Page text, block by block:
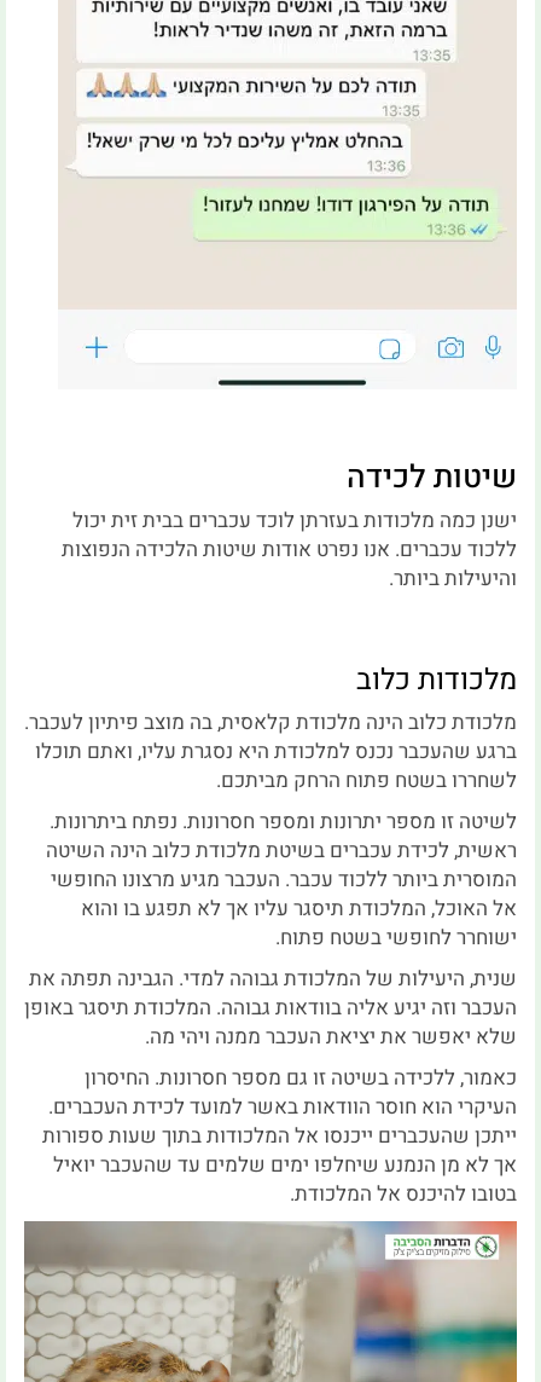
שיטות לכידה
ישנן כמה מלכודות בעזרתן לוכד עכברים בבית זית יכול
ללכוד עכברים. אנו נפרט אודות שיטות הלכידה הנפוצות
והיעילות ביותר.
מלכודות כלוב
מלכודת כלוב הינה מלכודת קלאסית, בה מוצב פיתיון לעכבר.
ברגע שהעכבר נכנס למלכודת היא נסגרת עליו, ואתם תוכלו
לשחררו בשטח פתוח הרחק מביתכם.
לשיטה זו מספר יתרונות ומספר חסרונות. נפתח ביתרונות.
ראשית, לכידת עכברים בשיטת מלכודת כלוב הינה השיטה
המוסרית ביותר ללכוד עכבר. העכבר מגיע מרצונו החופשי
אל האוכל, המלכודת תיסגר עליו אך לא תפגע בו והוא
ישוחרר לחופשי בשטח פתוח.
שנית, היעילות של המלכודת גבוהה למדי. הגבינה תפתה את
העכבר וזה יגיע אליה בוודאות גבוהה. המלכודת תיסגר באופן
שלא יאפשר את יציאת העכבר ממנה ויהי מה.
כאמור, ללכידה בשיטה זו גם מספר חסרונות. החיסרון
העיקרי הוא חוסר הוודאות באשר למועד לכידת העכברים.
ייתכן שהעכברים ייכנסו אל המלכודות בתוך שעות ספורות
אך לא מן הנמנע שיחלפו ימים שלמים עד שהעכבר יואיל
בטובו להיכנס אל המלכודת.